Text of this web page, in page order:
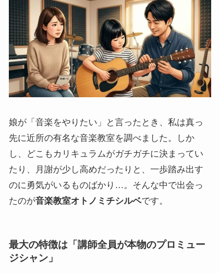
娘が「音楽をやりたい」と言ったとき、私は真っ
先に近所の有名な音楽教室を調べました。しか
し、どこもカリキュラムがガチガチに決まってい
たり、月謝が少し高めだったりと、一歩踏み出す
のに勇気がいるものばかり…。そんな中で出会っ
たのが音楽教室オトノミチシルベです。
最大の特徴は「講師全員が本物のプロミュー
ジシャン」